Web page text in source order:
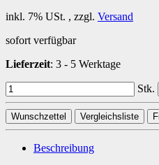
inkl. 7% USt. , zzgl. Versand
sofort verfügbar
Lieferzeit: 3 - 5 Werktage
Stk.
Wunschzettel Vergleichsliste
Beschreibung